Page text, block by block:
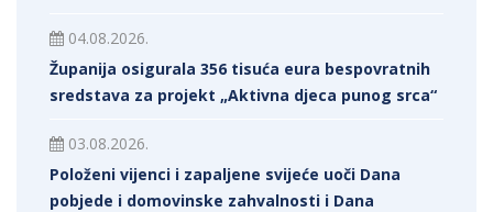
04.08.2026.
Županija osigurala 356 tisuća eura bespovratnih
sredstava za projekt „Aktivna djeca punog srca“
03.08.2026.
Položeni vijenci i zapaljene svijeće uoči Dana
pobjede i domovinske zahvalnosti i Dana